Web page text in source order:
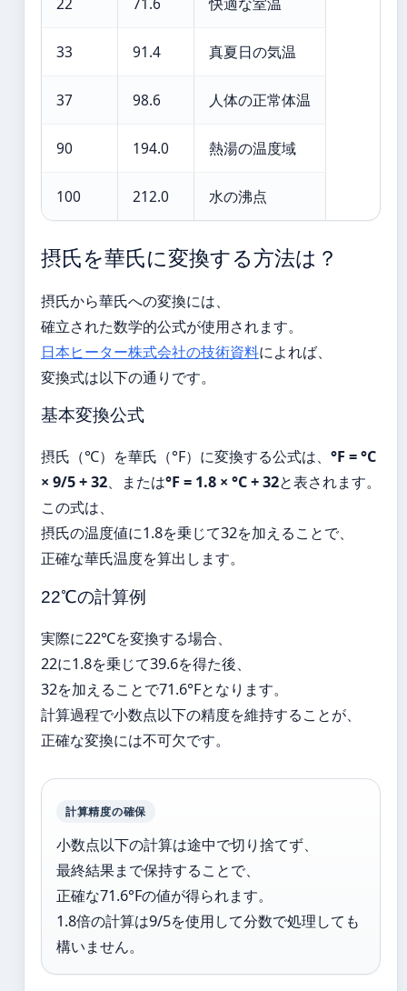
33 91.4 真夏日の気温
37 98.6 人体の正常体温
90 194.0 熱湯の温度域
100 212.0 水の沸点
摂氏を華氏に変換する方法は？
摂氏から華氏への変換には、
確立された数学的公式が使用されます。
日本ヒーター株式会社の技術資料によれば、
変換式は以下の通りです。
基本変換公式
摂氏（℃）を華氏（°F）に変換する公式は、 °F = °C
× 9/5 + 32、または°F = 1.8 × °C + 32と表されます。
この式は、
摂氏の温度値に1.8を乗じて32を加えることで、
正確な華氏温度を算出します。
22℃の計算例
実際に22℃を変換する場合、
22に1.8を乗じて39.6を得た後、
32を加えることで71.6°Fとなります。
計算過程で小数点以下の精度を維持することが、
正確な変換には不可欠です。
計算精度の確保
小数点以下の計算は途中で切り捨てず、
最終結果まで保持することで、
正確な71.6°Fの値が得られます。
1.8倍の計算は9/5を使用して分数で処理しても
構いません。